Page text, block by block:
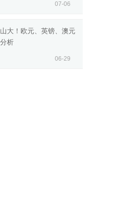
07-06
大！欧元、英镑、澳元
析
06-29